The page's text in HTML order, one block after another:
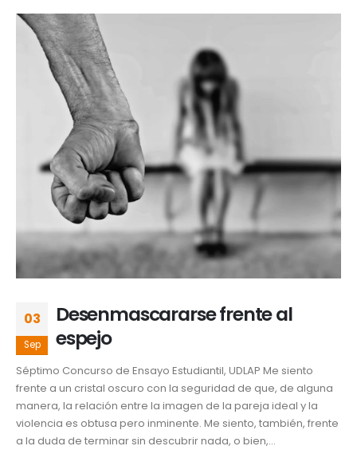
03
Sep
Desenmascararse frente al
espejo
Séptimo Concurso de Ensayo Estudiantil, UDLAP Me siento
frente a un cristal oscuro con la seguridad de que, de alguna
manera, la relación entre la imagen de la pareja ideal y la
violencia es obtusa pero inminente. Me siento, también, frente
a la duda de terminar sin descubrir nada, o bien,...